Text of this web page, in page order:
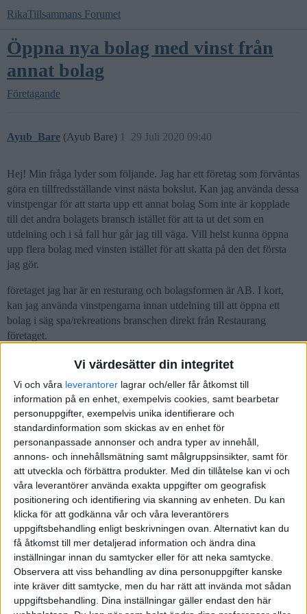
Vi värdesätter din integritet
Vi och våra leverantorer lagrar och/eller får åtkomst till
information på en enhet, exempelvis cookies, samt bearbetar
personuppgifter, exempelvis unika identifierare och
standardinformation som skickas av en enhet för
personanpassade annonser och andra typer av innehåll,
annons- och innehållsmätning samt målgruppsinsikter, samt för
att utveckla och förbättra produkter. Med din tillåtelse kan vi och
våra leverantörer använda exakta uppgifter om geografisk
positionering och identifiering via skanning av enheten. Du kan
klicka för att godkänna vår och våra leverantörers
uppgiftsbehandling enligt beskrivningen ovan. Alternativt kan du
få åtkomst till mer detaljerad information och ändra dina
inställningar innan du samtycker eller för att neka samtycke.
Observera att viss behandling av dina personuppgifter kanske
inte kräver ditt samtycke, men du har rätt att invända mot sådan
uppgiftsbehandling. Dina inställningar gäller endast den här
RikaTillsammans Forumet
Öppna nya bolag med vinst från
annat bolag
Företagande
Ayub_Bare (Ayub Bare) 29 Juli 2020 09:40
1
Hej! Min fråga lyder som följande. Jag har ett företag som förväntas
göra en tillfredsställande vinst nästa bokslut. Kan jag använda dessa
vinstpengar för att starta upp ett annat bolag Som inte är kopplade
till det andra bolagets bransch istället för att ta ut det som en
utdelning och i så fall hur går jag till väga. Vill helst kunna öppna
upp flera bolag med vinsten istället för att skatta på den det första
jag gör.
företaget jag har är en resturang och bolagsformen är AB. I kort,
kan jag använda vinstpengarna innan utdelning till att öppna ett
bolag i säg spa/rekreations branschen direkt från Restaurang
företaget.
Nestor (Nestor) 29 Juli 2020 14:19
2
Nej, inte utan att skatta för vinsten.
Liknande ämnen du kan gilla
Ämne Svar Visningar
Aktivitet
Egen firma som gör planerad
förlust
1 1251
10 Maj 2023